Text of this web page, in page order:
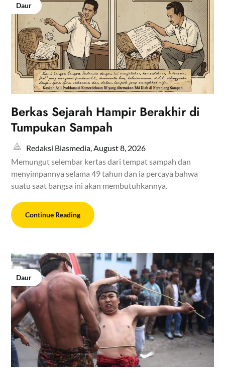
Daur
Berkas Sejarah Hampir Berakhir di
Tumpukan Sampah
Redaksi Biasmedia,August 8, 2026
Memungut selembar kertas dari tempat sampah dan
menyimpannya selama 49 tahun dan ia percaya bahwa
suatu saat bangsa ini akan membutuhkannya.
Continue Reading
Daur